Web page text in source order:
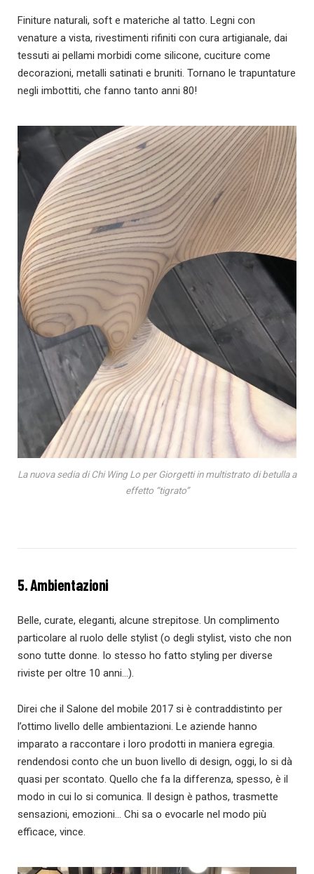
Finiture naturali, soft e materiche al tatto. Legni con
venature a vista, rivestimenti rifiniti con cura artigianale, dai
tessuti ai pellami morbidi come silicone, cuciture come
decorazioni, metalli satinati e bruniti. Tornano le trapuntature
negli imbottiti, che fanno tanto anni 80!
La nuova sedia di Chi Wing Lo per Giorgetti in multistrato di betulla a
effetto “tigrato”
5. Ambientazioni
Belle, curate, eleganti, alcune strepitose. Un complimento
particolare al ruolo delle stylist (o degli stylist, visto che non
sono tutte donne. Io stesso ho fatto styling per diverse
riviste per oltre 10 anni…).
Direi che il Salone del mobile 2017 si è contraddistinto per
l’ottimo livello delle ambientazioni. Le aziende hanno
imparato a raccontare i loro prodotti in maniera egregia.
rendendosi conto che un buon livello di design, oggi, lo si dà
quasi per scontato. Quello che fa la differenza, spesso, è il
modo in cui lo si comunica. Il design è pathos, trasmette
sensazioni, emozioni… Chi sa o evocarle nel modo più
efficace, vince.